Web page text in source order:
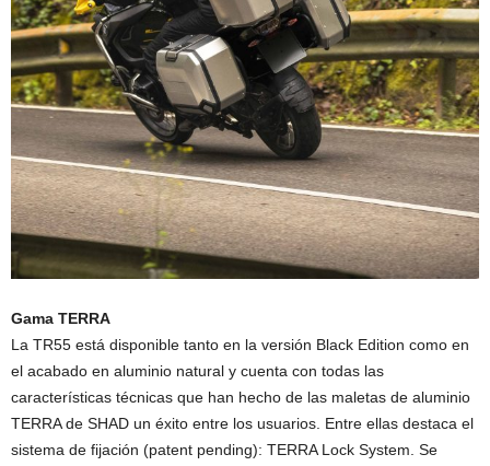
Gama TERRA
La TR55 está disponible tanto en la versión Black Edition como en
el acabado en aluminio natural y cuenta con todas las
características técnicas que han hecho de las maletas de aluminio
TERRA de SHAD un éxito entre los usuarios. Entre ellas destaca el
sistema de fijación (patent pending): TERRA Lock System. Se